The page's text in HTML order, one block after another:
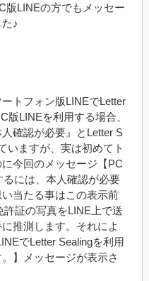
版LINEの方でもメッセー
♪
トフォン版LINEでLetter
版LINEを利用する場合、
確認が必要』とLetter S
いますが、実は初めてト
今回のメッセージ【PC
るには、本人確認が必要
当たる事はこの表示前
証の写真をLINE上で送
推測します。それによ
でLetter Sealingを利用
】メッセージが表示さ